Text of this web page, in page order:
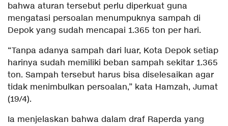
bahwa aturan tersebut perlu diperkuat guna
mengatasi persoalan menumpuknya sampah di
Depok yang sudah mencapai 1.365 ton per hari.
“Tanpa adanya sampah dari luar, Kota Depok setiap
harinya sudah memiliki beban sampah sekitar 1.365
ton. Sampah tersebut harus bisa diselesaikan agar
tidak menimbulkan persoalan,” kata Hamzah, Jumat
(19/4).
Ia menjelaskan bahwa dalam draf Raperda yang